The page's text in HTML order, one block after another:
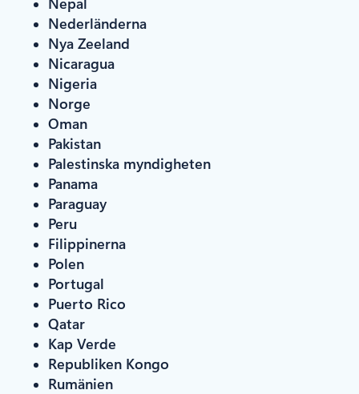
Nederländerna
Nya Zeeland
Nicaragua
Nigeria
Norge
Oman
Pakistan
Palestinska myndigheten
Panama
Paraguay
Peru
Filippinerna
Polen
Portugal
Puerto Rico
Qatar
Kap Verde
Republiken Kongo
Rumänien